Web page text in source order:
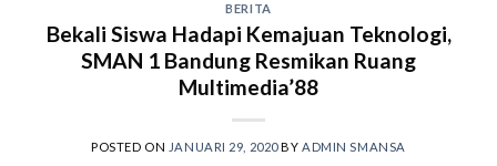
BERITA
Bekali Siswa Hadapi Kemajuan Teknologi,
SMAN 1 Bandung Resmikan Ruang
Multimedia’88
POSTED ON JANUARI 29, 2020BYADMIN SMANSA